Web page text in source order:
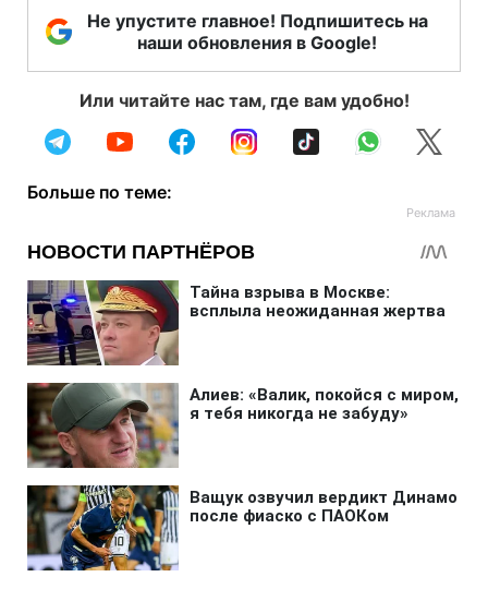
Не упустите главное! Подпишитесь на
наши обновления в Google!
Или читайте нас там, где вам удобно!
Больше по теме: